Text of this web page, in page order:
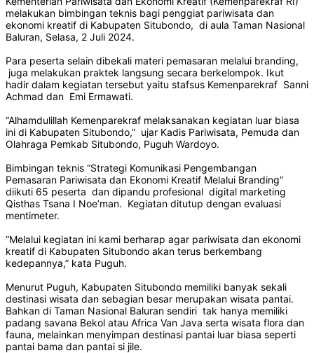
melakukan bimbingan teknis bagi penggiat pariwisata dan
ekonomi kreatif di Kabupaten Situbondo, di aula Taman Nasional
Baluran, Selasa, 2 Juli 2024.
Para peserta selain dibekali materi pemasaran melalui branding,
juga melakukan praktek langsung secara berkelompok. Ikut
hadir dalam kegiatan tersebut yaitu stafsus Kemenparekraf Sanni
Achmad dan Emi Ermawati.
“Alhamdulillah Kemenparekraf melaksanakan kegiatan luar biasa
ini di Kabupaten Situbondo,” ujar Kadis Pariwisata, Pemuda dan
Olahraga Pemkab Situbondo, Puguh Wardoyo.
Bimbingan teknis “Strategi Komunikasi Pengembangan
Pemasaran Pariwisata dan Ekonomi Kreatif Melalui Branding“
diikuti 65 peserta dan dipandu profesional digital marketing
Qisthas Tsana I Noe’man. Kegiatan ditutup dengan evaluasi
mentimeter.
“Melalui kegiatan ini kami berharap agar pariwisata dan ekonomi
kreatif di Kabupaten Situbondo akan terus berkembang
kedepannya,” kata Puguh.
Menurut Puguh, Kabupaten Situbondo memiliki banyak sekali
destinasi wisata dan sebagian besar merupakan wisata pantai.
Bahkan di Taman Nasional Baluran sendiri tak hanya memiliki
padang savana Bekol atau Africa Van Java serta wisata flora dan
fauna, melainkan menyimpan destinasi pantai luar biasa seperti
pantai bama dan pantai si jile.